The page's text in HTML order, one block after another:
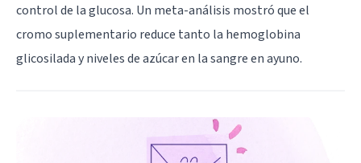
control de la glucosa. Un meta-análisis mostró que el
cromo suplementario reduce tanto la hemoglobina
glicosilada y niveles de azúcar en la sangre en ayuno.